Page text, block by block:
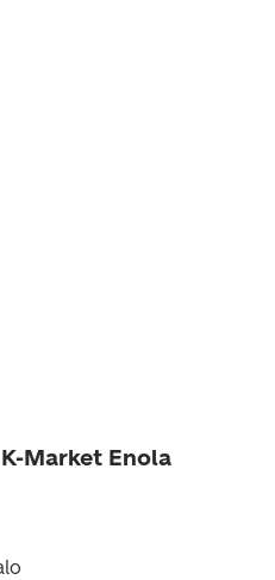
Market Enola